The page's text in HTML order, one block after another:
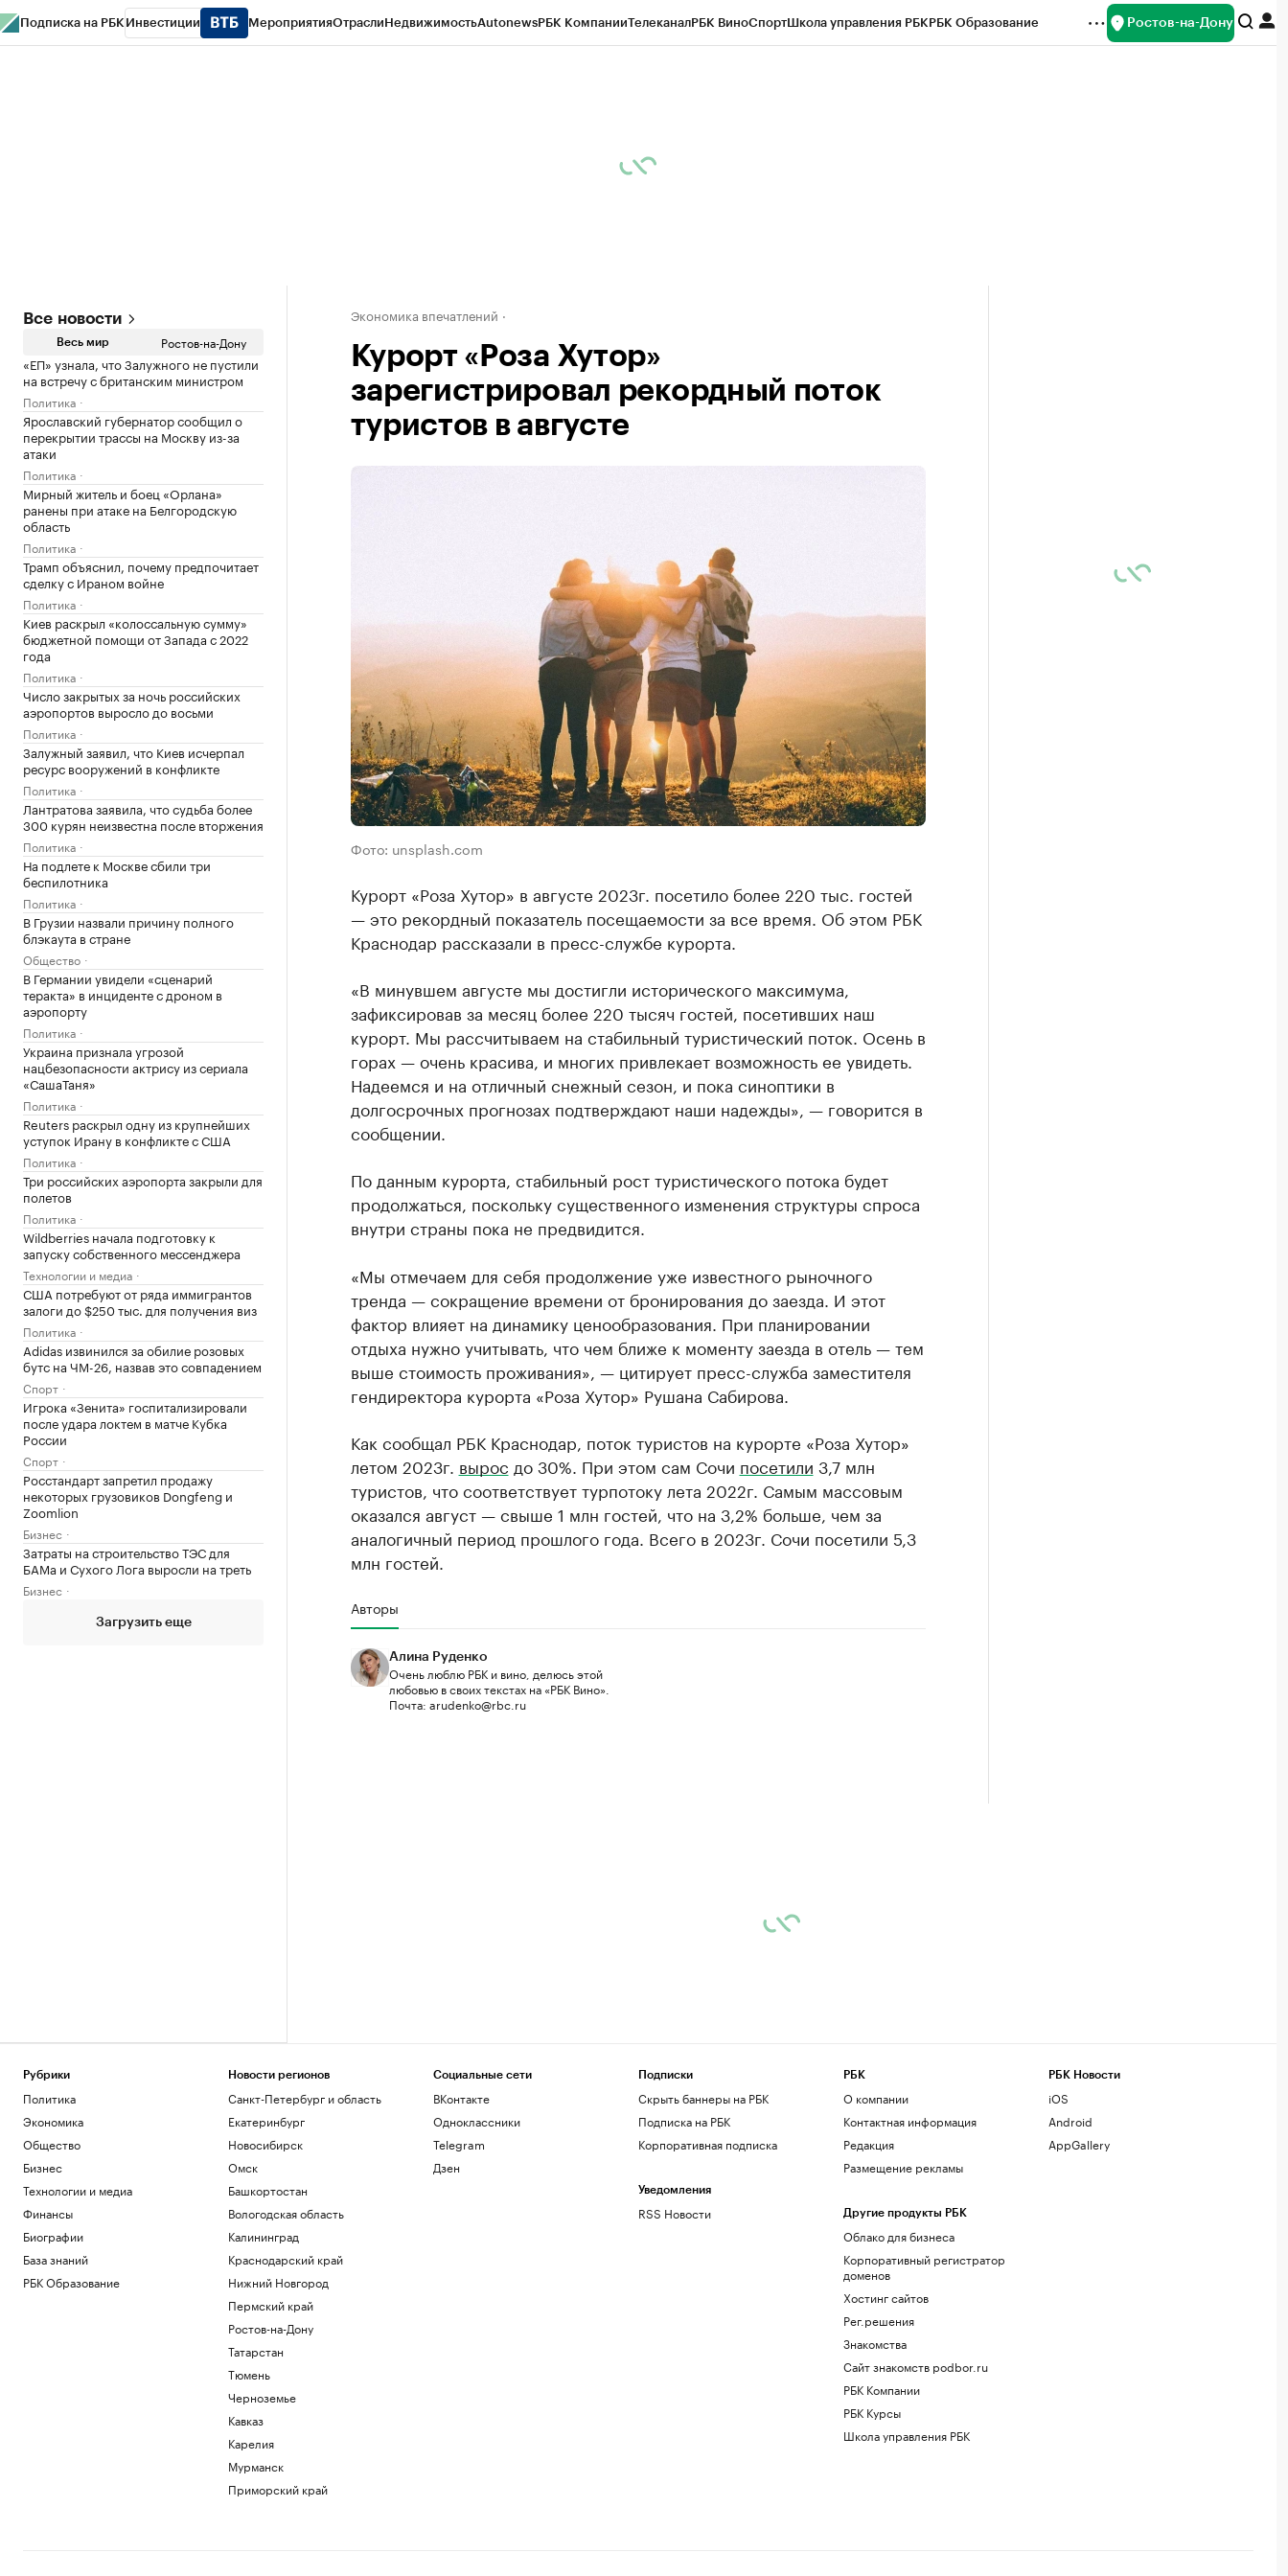
Подписка на РБК Инвестиции МероприятияОтраслиНедвижимостьAutonewsРБК КомпанииТелеканалРБК ВиноСпортШкола управления РБКРБК Образование Ростов-на-Дону
Все новости
Весь мир Ростов-на-Дону
«ЕП» узнала, что Залужного не пустили
на встречу с британским министром
Политика
Ярославский губернатор сообщил о
перекрытии трассы на Москву из-за
атаки
Политика
Мирный житель и боец «Орлана»
ранены при атаке на Белгородскую
область
Политика
Трамп объяснил, почему предпочитает
сделку с Ираном войне
Политика
Киев раскрыл «колоссальную сумму»
бюджетной помощи от Запада с 2022
года
Политика
Число закрытых за ночь российских
аэропортов выросло до восьми
Политика
Залужный заявил, что Киев исчерпал
ресурс вооружений в конфликте
Политика
Лантратова заявила, что судьба более
300 курян неизвестна после вторжения
Политика
На подлете к Москве сбили три
беспилотника
Политика
В Грузии назвали причину полного
блэкаута в стране
Общество
В Германии увидели «сценарий
теракта» в инциденте с дроном в
аэропорту
Политика
Украина признала угрозой
нацбезопасности актрису из сериала
«СашаТаня»
Политика
Reuters раскрыл одну из крупнейших
уступок Ирану в конфликте с США
Политика
Три российских аэропорта закрыли для
полетов
Политика
Wildberries начала подготовку к
запуску собственного мессенджера
Технологии и медиа
США потребуют от ряда иммигрантов
залоги до $250 тыс. для получения виз
Политика
Adidas извинился за обилие розовых
бутс на ЧМ-26, назвав это совпадением
Спорт
Игрока «Зенита» госпитализировали
после удара локтем в матче Кубка
России
Спорт
Росстандарт запретил продажу
некоторых грузовиков Dongfeng и
Zoomlion
Бизнес
Затраты на строительство ТЭС для
БАМа и Сухого Лога выросли на треть
Бизнес
Загрузить еще
Экономика впечатлений
Курорт «Роза Хутор»
зарегистрировал рекордный поток
туристов в августе
Фото: unsplash.com
Курорт «Роза Хутор» в августе 2023г. посетило более 220 тыс. гостей
— это рекордный показатель посещаемости за все время. Об этом РБК
Краснодар рассказали в пресс-службе курорта.
«В минувшем августе мы достигли исторического максимума,
зафиксировав за месяц более 220 тысяч гостей, посетивших наш
курорт. Мы рассчитываем на стабильный туристический поток. Осень в
горах — очень красива, и многих привлекает возможность ее увидеть.
Надеемся и на отличный снежный сезон, и пока синоптики в
долгосрочных прогнозах подтверждают наши надежды», — говорится в
сообщении.
По данным курорта, стабильный рост туристического потока будет
продолжаться, поскольку существенного изменения структуры спроса
внутри страны пока не предвидится.
«Мы отмечаем для себя продолжение уже известного рыночного
тренда — сокращение времени от бронирования до заезда. И этот
фактор влияет на динамику ценообразования. При планировании
отдыха нужно учитывать, что чем ближе к моменту заезда в отель — тем
выше стоимость проживания», — цитирует пресс-служба заместителя
гендиректора курорта «Роза Хутор» Рушана Сабирова.
Как сообщал РБК Краснодар, поток туристов на курорте «Роза Хутор»
летом 2023г. вырос до 30%. При этом сам Сочи посетили 3,7 млн
туристов, что соответствует турпотоку лета 2022г. Самым массовым
оказался август — свыше 1 млн гостей, что на 3,2% больше, чем за
аналогичный период прошлого года. Всего в 2023г. Сочи посетили 5,3
млн гостей.
Авторы
Алина Руденко
Очень люблю РБК и вино, делюсь этой
любовью в своих текстах на «РБК Вино».
Почта: arudenko@rbc.ru
Рубрики
Политика
Экономика
Общество
Бизнес
Технологии и медиа
Финансы
Биографии
База знаний
РБК Образование
Новости регионов
Санкт-Петербург и область
Екатеринбург
Новосибирск
Омск
Башкортостан
Вологодская область
Калининград
Краснодарский край
Нижний Новгород
Пермский край
Ростов-на-Дону
Татарстан
Тюмень
Черноземье
Кавказ
Карелия
Мурманск
Приморский край
Социальные сети
ВКонтакте
Одноклассники
Telegram
Дзен
Подписки
Скрыть баннеры на РБК
Подписка на РБК
Корпоративная подписка
Уведомления
RSS Новости
РБК
О компании
Контактная информация
Редакция
Размещение рекламы
Другие продукты РБК
Облако для бизнеса
Корпоративный регистратор
доменов
Хостинг сайтов
Рег.решения
Знакомства
Сайт знакомств podbor.ru
РБК Компании
РБК Курсы
Школа управления РБК
РБК Новости
iOS
Android
AppGallery